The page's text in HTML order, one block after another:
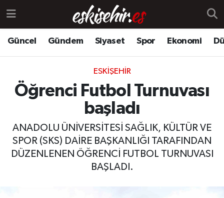
Güncel Gündem Siyaset Spor Ekonomi
ESKIŞEHIR
Öğrenci Futbol Turnuvası
başladı
ANADOLU ÜNİVERSİTESİ SAĞLIK, KÜLTÜR VE
SPOR (SKS) DAİRE BAŞKANLIĞI TARAFINDAN
DÜZENLENEN ÖĞRENCİ FUTBOL TURNUVASI
BAŞLADI.